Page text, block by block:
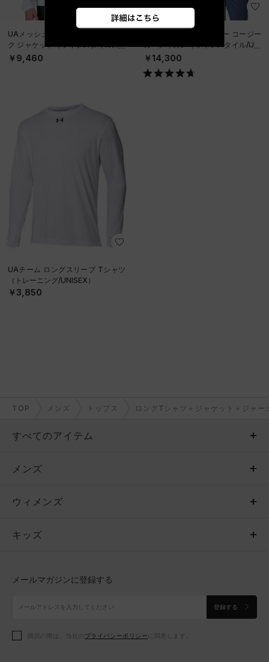
UAメッシュ ライナー カラーブロッ
ク ジャケット（ライフスタイル/ME
N）
￥9,460
UAアスリートリカバリー コージー
カーディガン（ライフスタイル/UNI
SEX）
￥14,300
UAチーム ロングスリーブ Tシャツ
（トレーニング/UNISEX）
￥3,850
TOP メンズ トップス ロングTシャツ＋ジャケット＋ジャー
すべてのアイテム
メンズ
ウィメンズ
キッズ
アクセサリー
メンズ
トップス
ボトムス
アクセサリー
ウィメンズ
トップス
シューズ
アクセサリー
キッズ
シューズ
メールマガジンに登録する
登録する
購読の際は、当社の プライバシーポリシー に同意します。